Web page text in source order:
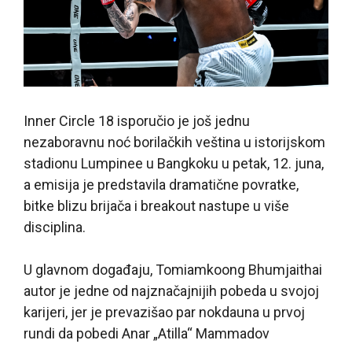
Inner Circle 18 isporučio je još jednu
nezaboravnu noć borilačkih veština u istorijskom
stadionu Lumpinee u Bangkoku u petak, 12. juna,
a emisija je predstavila dramatične povratke,
bitke blizu brijača i breakout nastupe u više
disciplina.
U glavnom događaju, Tomiamkoong Bhumjaithai
autor je jedne od najznačajnijih pobeda u svojoj
karijeri, jer je prevazišao par nokdauna u prvoj
rundi da pobedi Anar „Atilla“ Mammadov